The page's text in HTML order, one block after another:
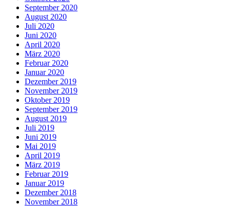
September 2020
August 2020
Juli 2020
Juni 2020
April 2020
März 2020
Februar 2020
Januar 2020
Dezember 2019
November 2019
Oktober 2019
September 2019
August 2019
Juli 2019
Juni 2019
Mai 2019
April 2019
März 2019
Februar 2019
Januar 2019
Dezember 2018
November 2018